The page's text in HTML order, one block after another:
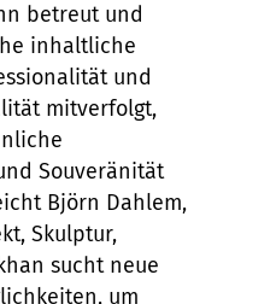
betreut und
inhaltliche
und
mitverfolgt,
Souveränität
Björn Dahlem,
Skulptur,
sucht neue
um